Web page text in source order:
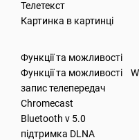
Телетекст
Картинка в картинці
Функції та можливості
Функції та можливості
запис телепередач
Chromecast
Bluetooth v 5.0
підтримка DLNA